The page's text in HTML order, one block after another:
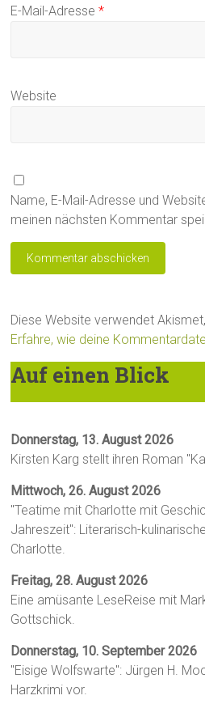
E-Mail-Adresse*
Website
Name, E-Mail-Adresse und
meinen nächsten Kommentar
Diese Website verwendet
Erfahre, wie deine
Auf einen Blick
Donnerstag, 13. August 2026
Kirsten Karg stellt ihren Roman
Mittwoch, 26. August 2026
"Teatime mit Charlotte mit
Jahreszeit": Literarisch-
Charlotte.
Freitag, 28. August 2026
Eine amüsante LeseReise mit
Gottschick.
Donnerstag, 10. September 2026
"Eisige Wolfswarte": Jürgen H.
Harzkrimi vor.